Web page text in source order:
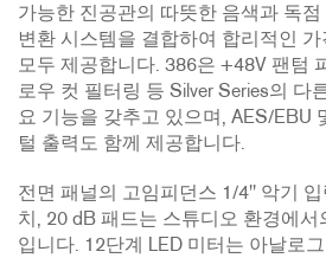
가능한 진공관의 따뜻한 음색과 독
변환 시스템을 결합하여 합리적인
모두 제공합니다. 386은 +48V 팬텀
로우 컷 필터링 등 Silver Series의 다
요 기능을 갖추고 있으며, AES/EBU
털 출력도 함께 제공합니다.
전면 패널의 고임피던스 1/4" 악기
치, 20 dB 패드는 스튜디오 환경에서
입니다. 12단계 LED 미터는 아날로